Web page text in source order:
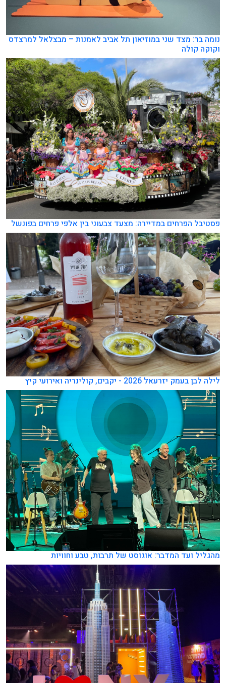
נומה בר: מצד שני במוזיאון תל אביב לאמנות – מבצלאל למרצדס
וקוקה קולה
פסטיבל הפרחים במדיירה: מצעד צבעוני בין אלפי פרחים בפונשל
לילה לבן בעמק יזרעאל 2026 - יקבים, קולינריה ואירועי קיץ
מהגליל ועד המדבר: אוגוסט של תרבות, טבע וחוויות